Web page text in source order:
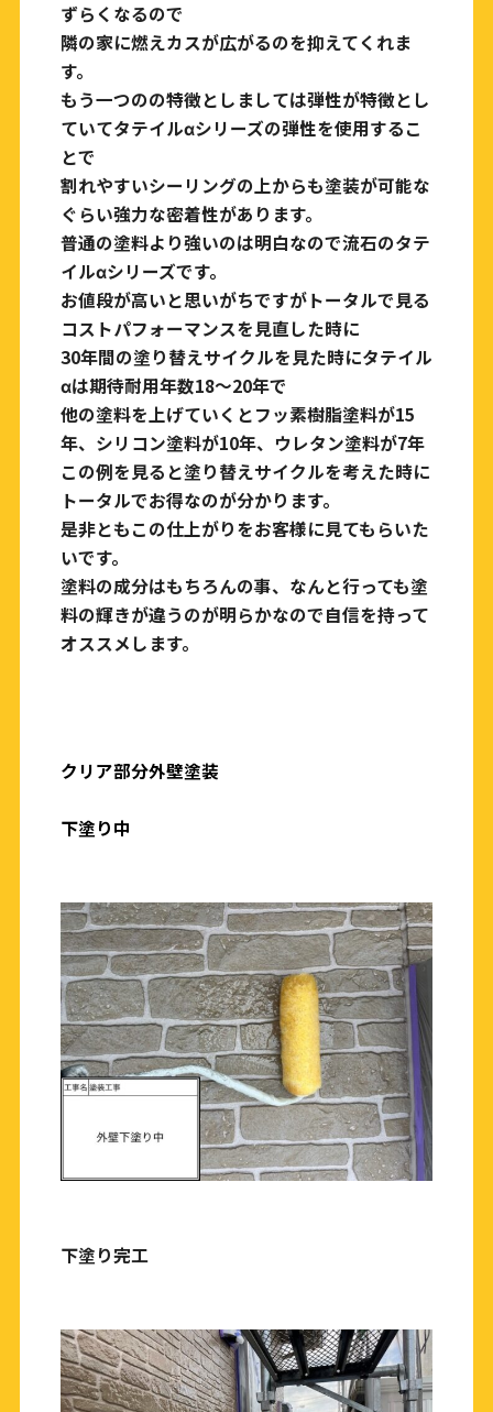
ずらくなるので
隣の家に燃えカスが広がるのを抑えてくれま
す。
もう一つのの特徴としましては弾性が特徴とし
ていてタテイルαシリーズの弾性を使用するこ
とで
割れやすいシーリングの上からも塗装が可能な
ぐらい強力な密着性があります。
普通の塗料より強いのは明白なので流石のタテ
イルαシリーズです。
お値段が高いと思いがちですがトータルで見る
コストパフォーマンスを見直した時に
30年間の塗り替えサイクルを見た時にタテイル
αは期待耐用年数18〜20年で
他の塗料を上げていくとフッ素樹脂塗料が15
年、シリコン塗料が10年、ウレタン塗料が7年
この例を見ると塗り替えサイクルを考えた時に
トータルでお得なのが分かります。
是非ともこの仕上がりをお客様に見てもらいた
いです。
塗料の成分はもちろんの事、なんと行っても塗
料の輝きが違うのが明らかなので自信を持って
オススメします。
クリア部分外壁塗装
下塗り中
下塗り完工